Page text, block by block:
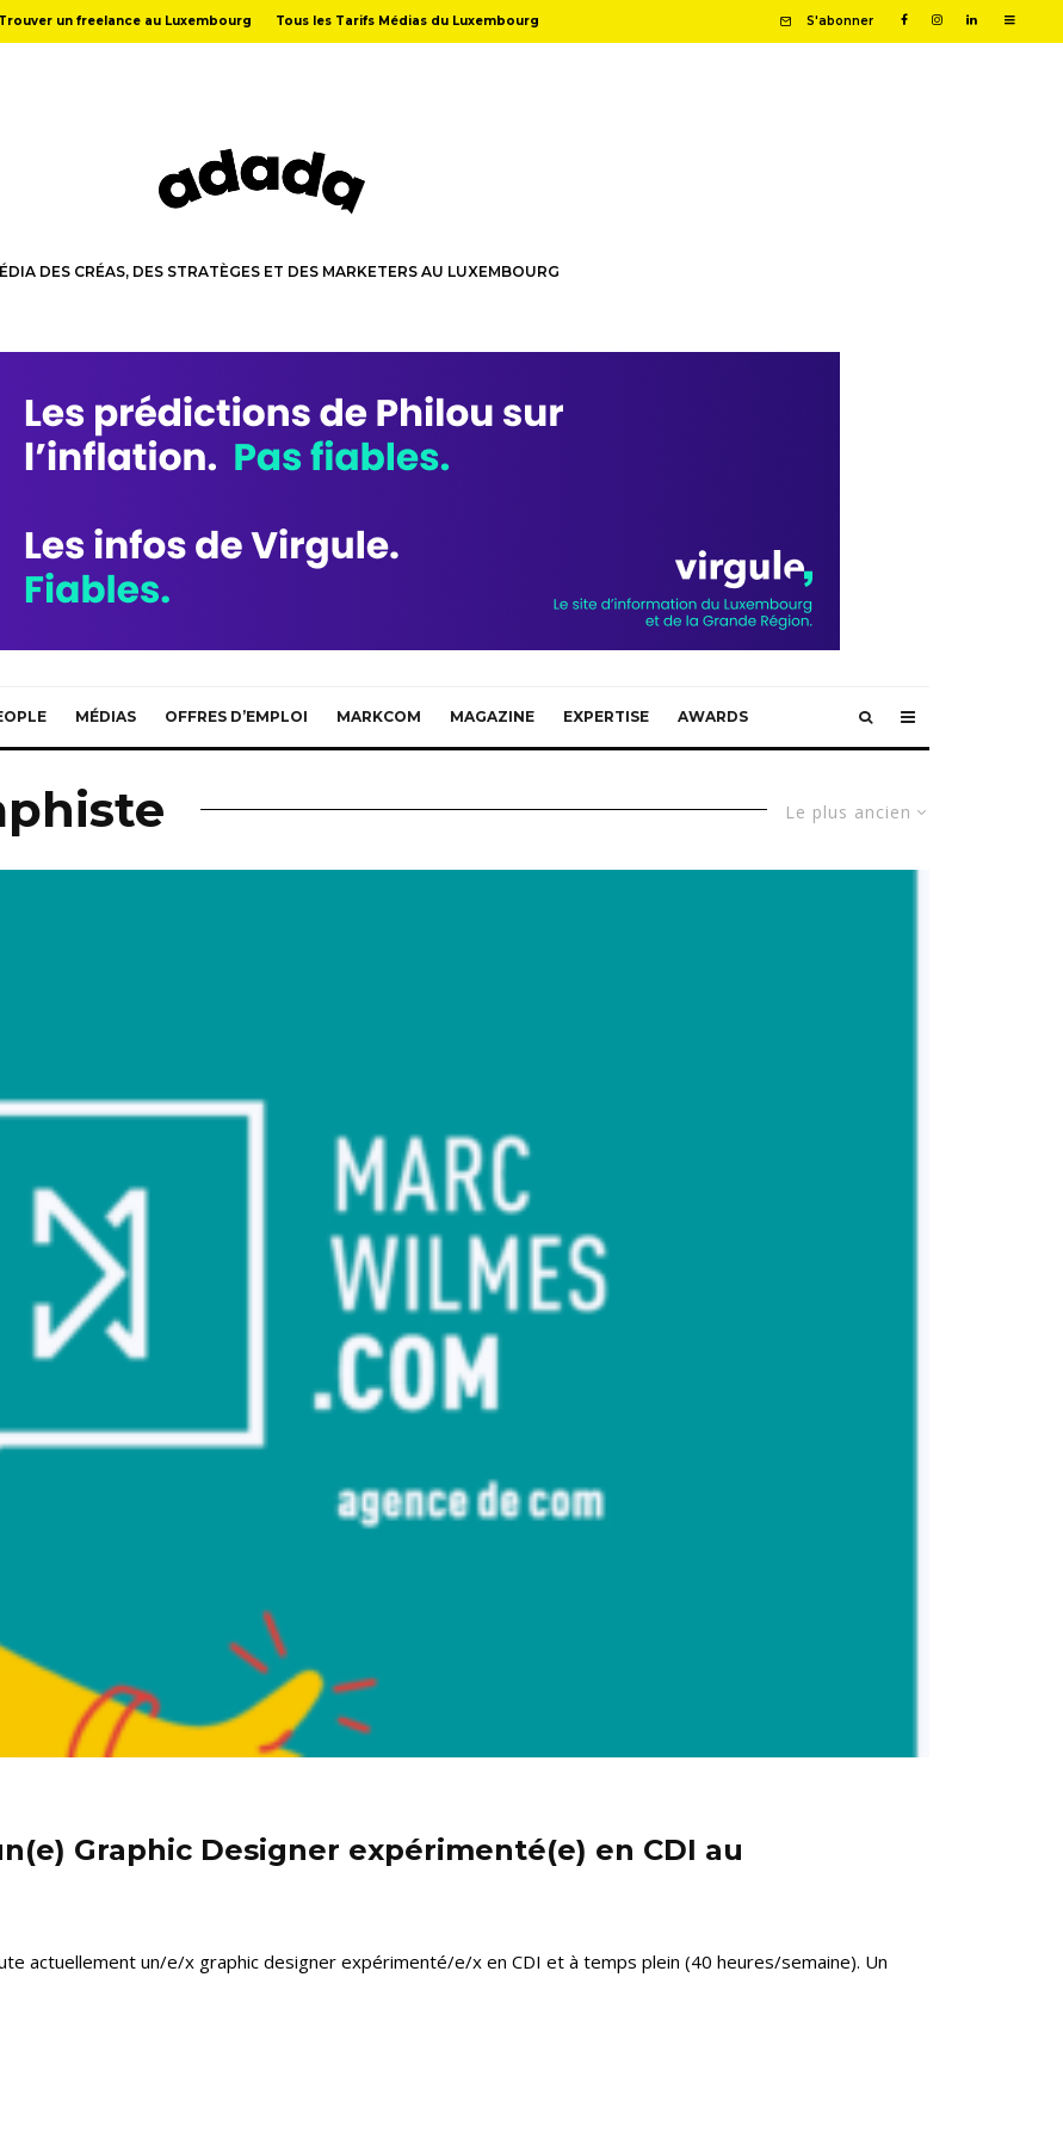
Trouver un freelance au Luxembourg Tous les Tarifs Médias du Luxembourg S'abonner
DES CRÉAS, DES STRATÈGES ET DES MARKETERS AU LUXEMBOURG
MÉDIAS OFFRES D’EMPLOI MARKCOM MAGAZINE EXPERTISE AWARDS
Le plus ancien
Graphic Designer expérimenté(e) en CDI au
actuellement un/e/x graphic designer expérimenté/e/x en CDI et à temps plein (40 heures/semaine). Un